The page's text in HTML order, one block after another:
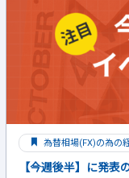
為替相場(FX)の為の
【今週後半】に発表